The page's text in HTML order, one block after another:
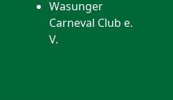
Wasunger
Carneval Club e.
V.